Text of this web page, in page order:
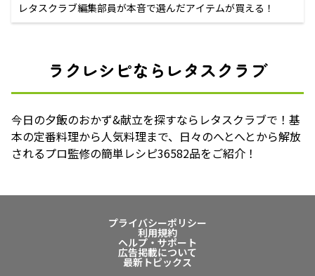
レタスクラブ編集部員が本音で選んだアイテムが買える！
ラクレシピならレタスクラブ
今日の夕飯のおかず&献立を探すならレタスクラブで！基
本の定番料理から人気料理まで、日々のへとへとから解放
されるプロ監修の簡単レシピ36582品をご紹介！
プライバシーポリシー
利用規約
ヘルプ・サポート
広告掲載について
最新トピックス